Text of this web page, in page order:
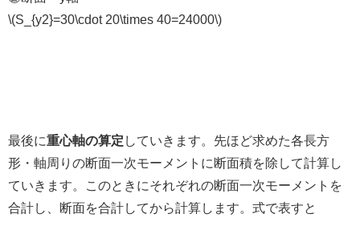
\(S_{y2}=30\cdot 20\times 40=24000\)
最後に重心軸の算定 していきます。先ほど求めた各長方
形・軸周りの断面一次モーメントに断面積を除して計算し
ていきます。このときにそれぞれの断面一次モーメントを
合計し、断面を合計してから計算します。式で表すと